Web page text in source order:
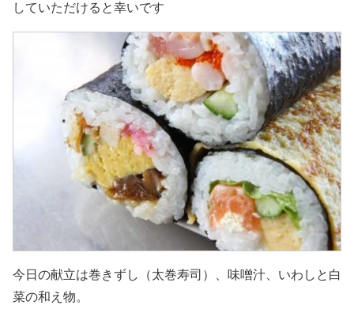
していただけると幸いです
今日の献立は巻きずし（太巻寿司）、味噌汁、いわしと白
菜の和え物。